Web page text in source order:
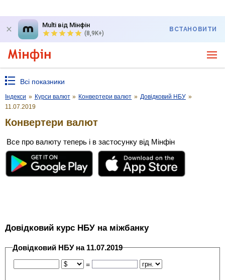
Multi від Мінфін
(8,9K+)
ВСТАНОВИТИ
Всі показники
Індекси » Курси валют » Конвертери валют » Довідковий НБУ »
11.07.2019
Конвертери валют
Все про валюту теперь і в застосунку від Мінфін
Довідковий курс НБУ на міжбанку
Довідковий НБУ на 11.07.2019
=